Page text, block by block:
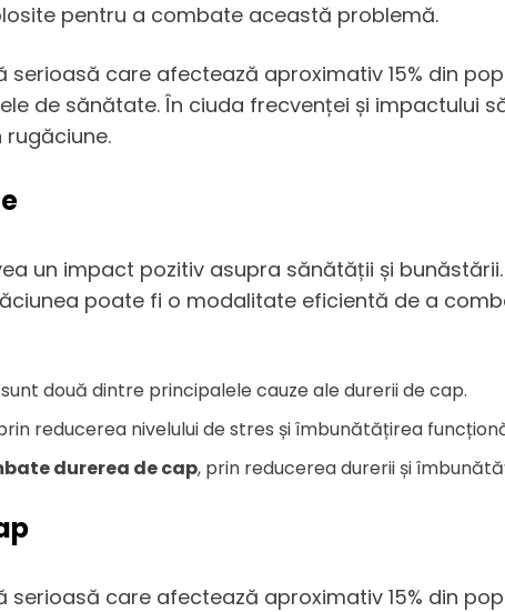
pentru a combate această problemă.
care afectează aproximativ 15% din
de sănătate. În ciuda frecvenței și impactului
un impact pozitiv asupra sănătății și
poate fi o modalitate eficientă de a
două dintre principalele cauze ale durerii de cap.
reducerea nivelului de stres și îmbunătățirea
durerea de cap, prin reducerea durerii și
care afectează aproximativ 15% din